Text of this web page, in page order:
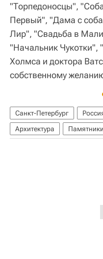
"Торпедоносцы",
Первый", "Дама с
Лир", "Свадьба в
"Начальник
Холмса и доктора
собственному
Санкт-Петербург
Архитектура
Памятники